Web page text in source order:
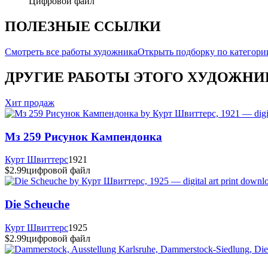
ПОЛЕЗНЫЕ ССЫЛКИ
Смотреть все работы художникаОткрыть подборку по
ДРУГИЕ РАБОТЫ ЭТОГО
Хит продаж
Мз 259 Рисунок Кампендонка
Курт Швиттерс1921
$2.99цифровой файл
Die Scheuche
Курт Швиттерс1925
$2.99цифровой файл